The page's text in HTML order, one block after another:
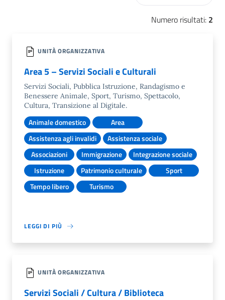
Numero risultati: 2
UNITÀ ORGANIZZATIVA
Area 5 – Servizi Sociali e Culturali
Servizi Sociali, Pubblica Istruzione, Randagismo e
Benessere Animale, Sport, Turismo, Spettacolo,
Cultura, Transizione al Digitale.
Animale domestico
Area
Assistenza agli invalidi
Assistenza sociale
Associazioni
Immigrazione
Integrazione sociale
Istruzione
Patrimonio culturale
Sport
Tempo libero
Turismo
LEGGI DI PIÙ
UNITÀ ORGANIZZATIVA
Servizi Sociali / Cultura / Biblioteca